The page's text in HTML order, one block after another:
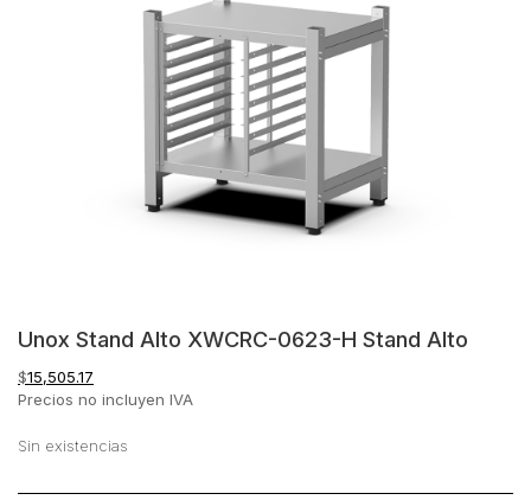
Unox Stand Alto XWCRC-0623-H Stand Alto
$15,505.17
Precios no incluyen IVA
Sin existencias